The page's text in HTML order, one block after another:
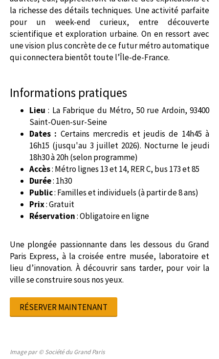
la richesse des détails techniques. Une activité parfaite
pour un week-end curieux, entre découverte
scientifique et exploration urbaine. On en ressort avec
une vision plus concrète de ce futur métro automatique
qui connectera bientôt toute l’Île-de-France.
Informations pratiques
Lieu : La Fabrique du Métro, 50 rue Ardoin, 93400
Saint-Ouen-sur-Seine
Dates : Certains mercredis et jeudis de 14h45 à
16h15 (jusqu'au 3 juillet 2026). Nocturne le jeudi
18h30 à 20h (selon programme)
Accès: Métro lignes 13 et 14, RER C, bus 173 et 85
Durée: 1h30
Public: Familles et individuels (à partir de 8 ans)
Prix: Gratuit
Réservation: Obligatoire en ligne
Une plongée passionnante dans les dessous du Grand
Paris Express, à la croisée entre musée, laboratoire et
lieu d’innovation. À découvrir sans tarder, pour voir la
ville se construire sous nos yeux.
RÉSERVER MAINTENANT
Image par © Société du Grand Paris